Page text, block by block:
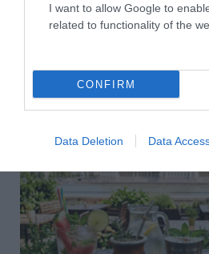
I want to allow Google to
related to functionality of the
CONFIRM
Data Deletion Data
2026-08-06.
3 ok, amiért egy idősebb nő